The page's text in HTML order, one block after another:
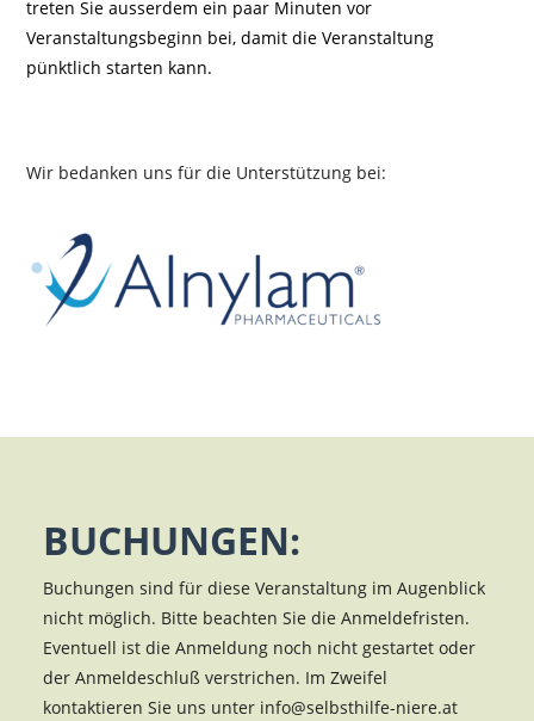
treten Sie ausserdem ein paar Minuten vor
Veranstaltungsbeginn bei, damit die Veranstaltung
pünktlich starten kann.
Wir bedanken uns für die Unterstützung bei:
BUCHUNGEN:
Buchungen sind für diese Veranstaltung im Augenblick
nicht möglich. Bitte beachten Sie die Anmeldefristen.
Eventuell ist die Anmeldung noch nicht gestartet oder
der Anmeldeschluß verstrichen. Im Zweifel
kontaktieren Sie uns unter info@selbsthilfe-niere.at